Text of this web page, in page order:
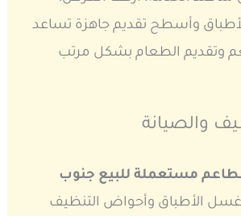
وأسطح تقديم جاهزة تساعد
وتقديم الطعام بشكل مرتب
والصيانة
مستعملة للبيع جنوب
غسل الأطباق وأحواض التنظيف